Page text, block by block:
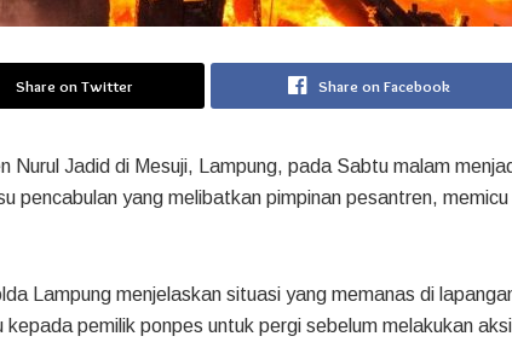
Share on Twitter Share on Facebook
Nurul Jadid di Mesuji, Lampung, pada Sabtu malam
pencabulan yang melibatkan pimpinan pesantren,
Lampung menjelaskan situasi yang memanas di
pemilik ponpes untuk pergi sebelum melakukan